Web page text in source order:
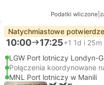
Podatki wliczone
Natychmiastowe
10:00 17:25+1 1d i 25m
LGW Port lotniczy Londyn-
Połączenia koordynowane
MNL Port lotniczy w Manili